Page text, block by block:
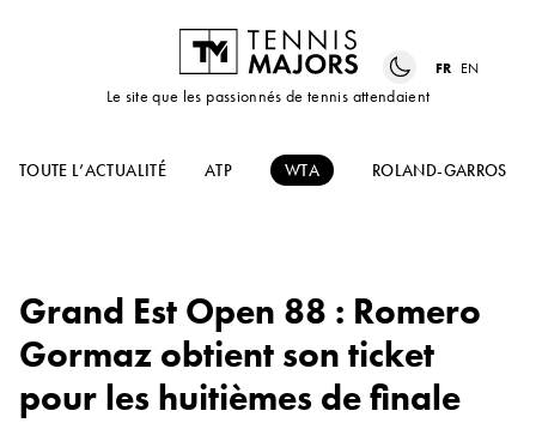
Le site que les passionnés de tennis attendaient
FR EN
TOUTE L’ACTUALITÉ ATP WTA ROLAND-GARROS
Grand Est Open 88 : Romero
Gormaz obtient son ticket
pour les huitièmes de finale